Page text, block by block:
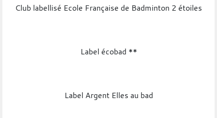
Club labellisé Ecole Française de Badminton 2 étoiles
Label écobad **
Label Argent Elles au bad